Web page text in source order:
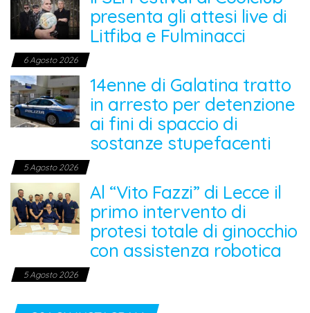
presenta gli attesi live di
Litfiba e Fulminacci
6 Agosto 2026
14enne di Galatina tratto
in arresto per detenzione
ai fini di spaccio di
sostanze stupefacenti
5 Agosto 2026
Al “Vito Fazzi” di Lecce il
primo intervento di
protesi totale di ginocchio
con assistenza robotica
5 Agosto 2026